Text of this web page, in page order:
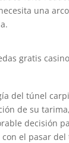
una
del túnel
de su
decisión
el pasar